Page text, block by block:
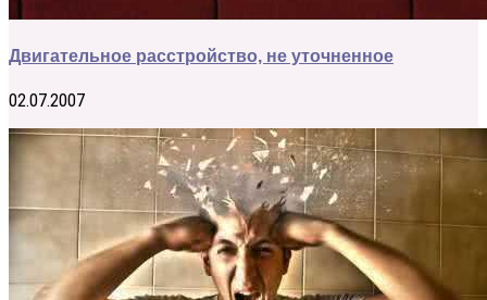
Двигательное расстройство, не уточненное
02.07.2007